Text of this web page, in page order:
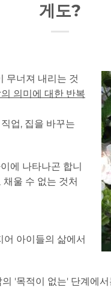
게도?
무너져 내리는 것
의미에 대한 반복
업, 집을 바꾸는
에 나타나곤 합니
울 수 없는 것처
아이들의 삶에서
'목적이 없는' 단계에